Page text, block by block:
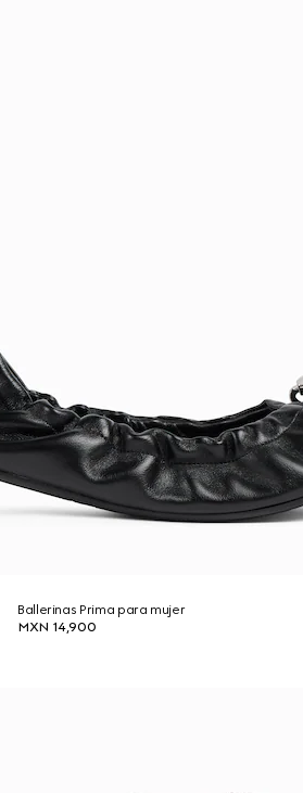
Ballerinas Prima para mujer
MXN 14,900